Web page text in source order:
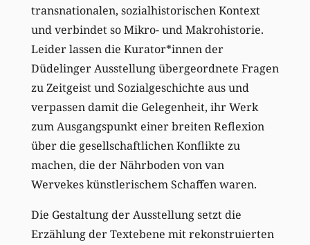
transnationalen, sozialhistorischen Kontext
und verbindet so Mikro- und Makrohistorie.
Leider lassen die Kurator*innen der
Düdelinger Ausstellung übergeordnete Fragen
zu Zeitgeist und Sozialgeschichte aus und
verpassen damit die Gelegenheit, ihr Werk
zum Ausgangspunkt einer breiten Reflexion
über die gesellschaftlichen Konflikte zu
machen, die der Nährboden von van
Wervekes künstlerischem Schaffen waren.
Die Gestaltung der Ausstellung setzt die
Erzählung der Textebene mit rekonstruierten